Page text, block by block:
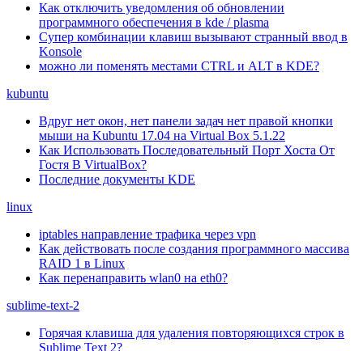
Как отключить уведомления об обновлении
программного обеспечения в kde / plasma
Супер комбинации клавиш вызывают странный ввод в
Konsole
можно ли поменять местами CTRL и ALT в KDE?
kubuntu
Вдруг нет окон, нет панели задач нет правой кнопки
мыши на Kubuntu 17.04 на Virtual Box 5.1.22
Как Использовать Последовательный Порт Хоста От
Гостя В VirtualBox?
Последние документы KDE
linux
iptables направление трафика через vpn
Как действовать после создания программного массива
RAID 1 в Linux
Как перенаправить wlan0 на eth0?
sublime-text-2
Горячая клавиша для удаления повторяющихся строк в
Sublime Text 2?